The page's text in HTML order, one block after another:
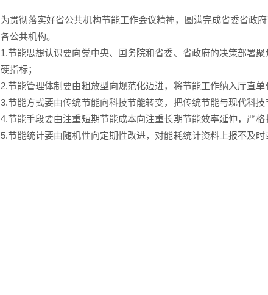
为贯彻落实好省公共机构节能工作会议精神，圆满完成省委省政
各公共机构。
1.节能思想认识要向党中央、国务院和省委、省政府的决策部署
硬指标；
2.节能管理体制要由粗放型向规范化迈进，将节能工作纳入厅直单
3.节能方式要由传统节能向科技节能转变，把传统节能与现代科技
4.节能手段要由注重短期节能成本向注重长期节能效率延伸，严格
5.节能统计要由随机性向定期性改进，对能耗统计资料上报不及